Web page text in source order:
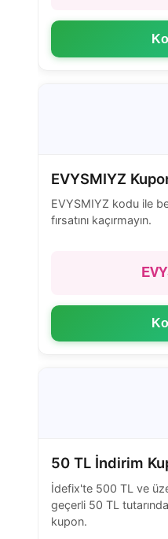
EVYSMIYZ
EVYSMIYZ kodu ile
fırsatını kaçırmayın.
50 TL İndirim
İdefix'te 500 TL ve
geçerli 50 TL
kupon.